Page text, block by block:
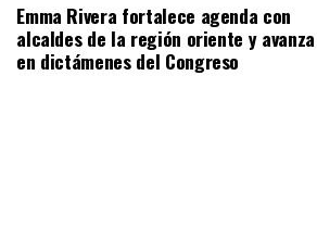
Emma Rivera fortalece agenda con
alcaldes de la región oriente y avanza
en dictámenes del Congreso